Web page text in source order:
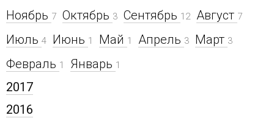
Ноябрь 7 Октябрь 3 Сентябрь 12 Август 7
Июль 4 Июнь 1 Май 1 Апрель 3 Март 3
Февраль 1 Январь 1
2017
2016